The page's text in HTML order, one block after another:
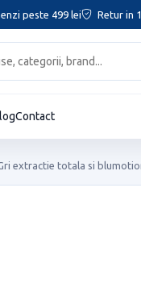
peste 499 lei Retur in
Contact
extractie totala si